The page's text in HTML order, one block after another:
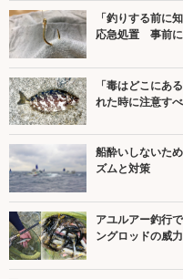
「釣りする前に
応急処置 事前に
「毒はどこにあ
れた時に注意す
船酔いしないた
ズムと対策
アユルアー釣行
ングロッドの威